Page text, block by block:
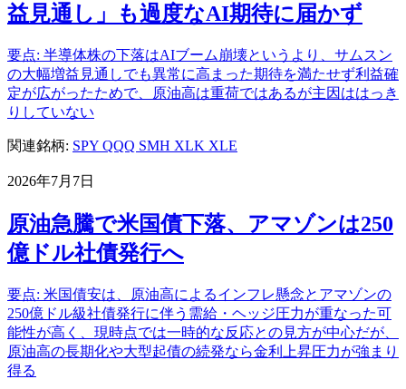
益見通し」も過度なAI期待に届かず
要点: 半導体株の下落はAIブーム崩壊というより、サムスン
の大幅増益見通しでも異常に高まった期待を満たせず利益確
定が広がったためで、原油高は重荷ではあるが主因ははっき
りしていない
関連銘柄: SPY QQQ SMH XLK XLE
2026年7月7日
原油急騰で米国債下落、アマゾンは250
億ドル社債発行へ
要点: 米国債安は、原油高によるインフレ懸念とアマゾンの
250億ドル級社債発行に伴う需給・ヘッジ圧力が重なった可
能性が高く、現時点では一時的な反応との見方が中心だが、
原油高の長期化や大型起債の続発なら金利上昇圧力が強まり
得る